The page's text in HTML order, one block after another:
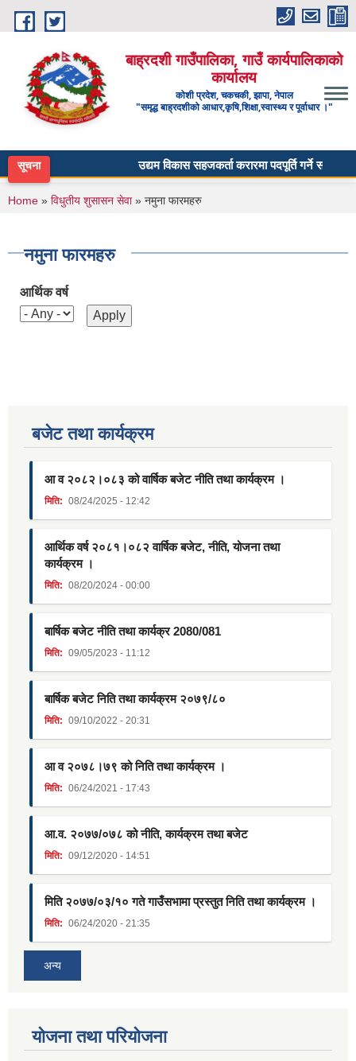
Skip to main content
बाह्रदशी गाउँपालिका, गाउँ कार्यपालिकाको
कार्यालय
कोशी प्रदेश, चकचकी, झापा, नेपाल
"समृद्ध बाह्रदशीको आधार,कृषि,शिक्षा,स्वास्थ्य र पूर्वाधार ।"
सूचना उद्यम विकास सहजकर्ता करारमा पदपूर्ति गर्ने सम्बन्धी
You are here
Home » विधुतीय शुसासन सेवा» नमुना फारमहरु
नमुना फारमहरु
आर्थिक वर्ष
बजेट तथा कार्यक्रम
आ व २०८२।०८३ को वार्षिक बजेट नीति तथा कार्यक्रम ।
मिति: 08/24/2025 - 12:42
आर्थिक वर्ष २०८१।०८२ वार्षिक बजेट, नीति, योजना तथा
कार्यक्रम ।
मिति: 08/20/2024 - 00:00
बार्षिक बजेट नीति तथा कार्यक्र 2080/081
मिति: 09/05/2023 - 11:12
बार्षिक बजेट निति तथा कार्यक्रम २०७९/८०
मिति: 09/10/2022 - 20:31
आ व २०७८।७९ को निति तथा कार्यक्रम ।
मिति: 06/24/2021 - 17:43
आ.व. २०७७/०७८ को नीति, कार्यक्रम तथा बजेट
मिति: 09/12/2020 - 14:51
मिति २०७७/०३/१० गते गाउँसभामा प्रस्तुत निति तथा कार्यक्रम ।
मिति: 06/24/2020 - 21:35
अन्य
याेजना तथा परियाेजना